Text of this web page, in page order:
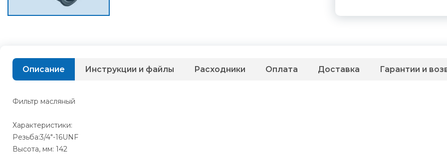
Описание
Фильтр масляный
Характеристики:
Резьба:3/4"-16UNF
Высота, мм: 142
Инструкции и файлы Расходники Оплата Доставка Гарантии и